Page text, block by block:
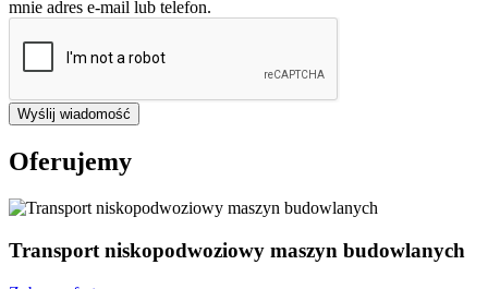
mnie adres e-mail lub telefon.
Wyślij wiadomość
Oferujemy
Transport niskopodwoziowy maszyn budowlanych